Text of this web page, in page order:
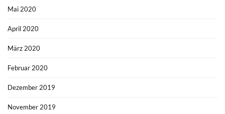
Mai 2020
April 2020
März 2020
Februar 2020
Dezember 2019
November 2019